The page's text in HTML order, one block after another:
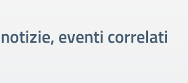
eventi correlati